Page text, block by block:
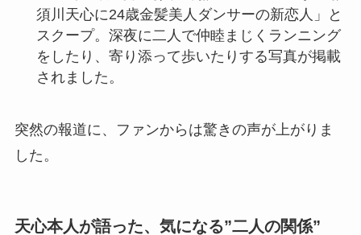
須川天心に24歳金髪美人ダンサーの新恋人」と
スクープ。深夜に二人で仲睦まじくランニング
をしたり、寄り添って歩いたりする写真が掲載
されました。
突然の報道に、ファンからは驚きの声が上がりま
した。
天心本人が語った、気になる”二人の関係”